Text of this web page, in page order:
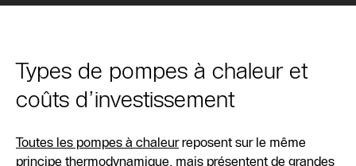
Types de pompes à chaleur et
coûts d’investissement
Toutes les pompes à chaleurreposent sur le même
principe thermodynamique, mais présentent de grandes